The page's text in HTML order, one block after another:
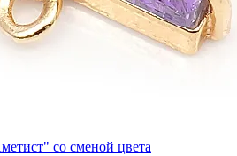
со сменой цвета